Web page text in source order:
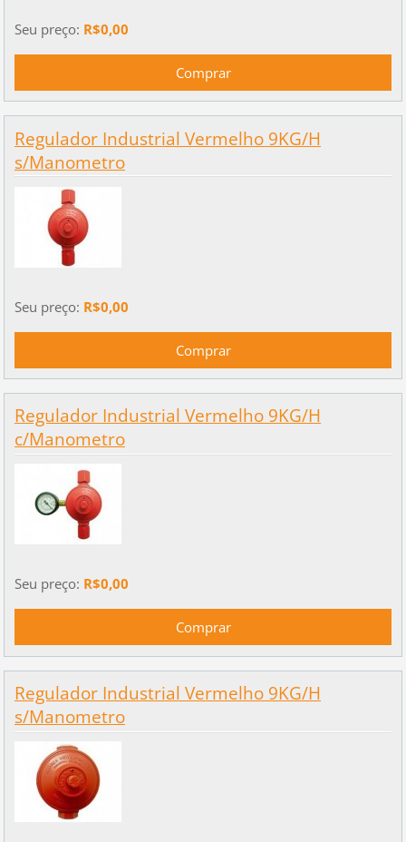
Seu preço: R$0,00
Regulador Industrial Vermelho 9KG/H
s/Manometro
Seu preço: R$0,00
Regulador Industrial Vermelho 9KG/H
c/Manometro
Seu preço: R$0,00
Regulador Industrial Vermelho 9KG/H
s/Manometro